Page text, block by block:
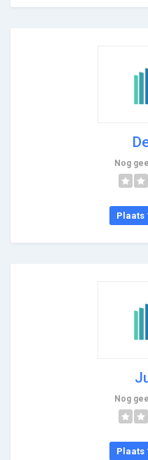
Nog
Plaats
Nog
Plaats